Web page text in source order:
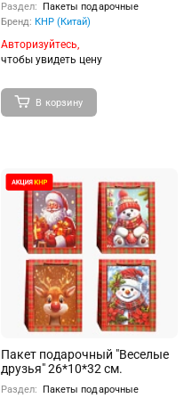
Раздел:
Пакеты подарочные
Бренд: КНР (Китай)
Авторизуйтесь,
чтобы увидеть цену
В корзину
Пакет подарочный "Веселые
друзья" 26*10*32 см.
Раздел:
Пакеты подарочные